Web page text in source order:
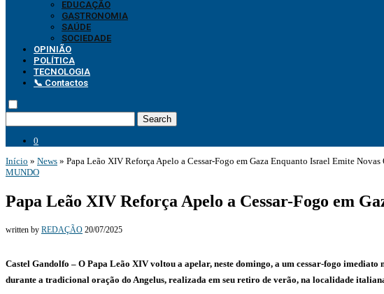
EDUCAÇÃO
GASTRONOMIA
SAÚDE
SOCIEDADE
OPINIÃO
POLÍTICA
TECNOLOGIA
📞 Contactos
Search
0
Início » News » Papa Leão XIV Reforça Apelo a Cessar-Fogo em Gaza Enquanto Israel Emite Novas
MUNDO
Papa Leão XIV Reforça Apelo a Cessar-Fogo em
written by REDAÇÃO 20/07/2025
Castel Gandolfo – O Papa Leão XIV voltou a apelar, neste domingo, a um cessar-fogo
durante a tradicional oração do Angelus, realizada em seu retiro de verão, na localidade